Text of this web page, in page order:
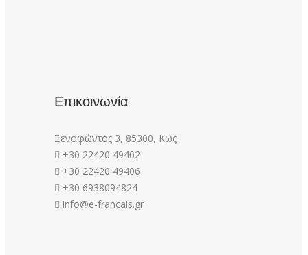
Επικοινωνία
Ξενοφώντος 3, 85300, Κως
+30 22420 49402
+30 22420 49406
+30 6938094824
info@e-francais.gr